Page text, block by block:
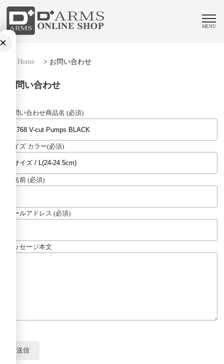
MENU
Home > お問い合わせ
お問い合わせ
お問い合わせ商品名 (必須)
サイズ カラー(必須)
お名前 (必須)
メールアドレス (必須)
メッセージ本文
×